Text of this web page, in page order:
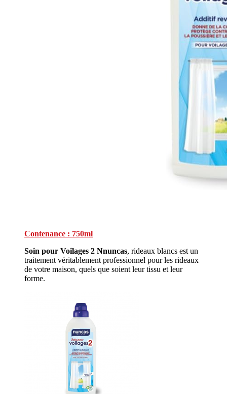
Contenance : 750ml
Soin pour Voilages 2 Nnuncas, rideaux blancs est un
traitement véritablement professionnel pour les rideaux
de votre maison, quels que soient leur tissu et leur
forme.